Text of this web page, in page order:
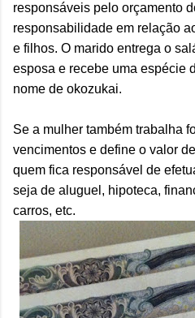
responsáveis pelo orçamento
responsabilidade em relação
e filhos. O marido entrega o
esposa e recebe uma espécie
nome de okozukai.
Se a mulher também trabalha
vencimentos e define o valor
quem fica responsável de
seja de aluguel, hipoteca,
carros, etc.